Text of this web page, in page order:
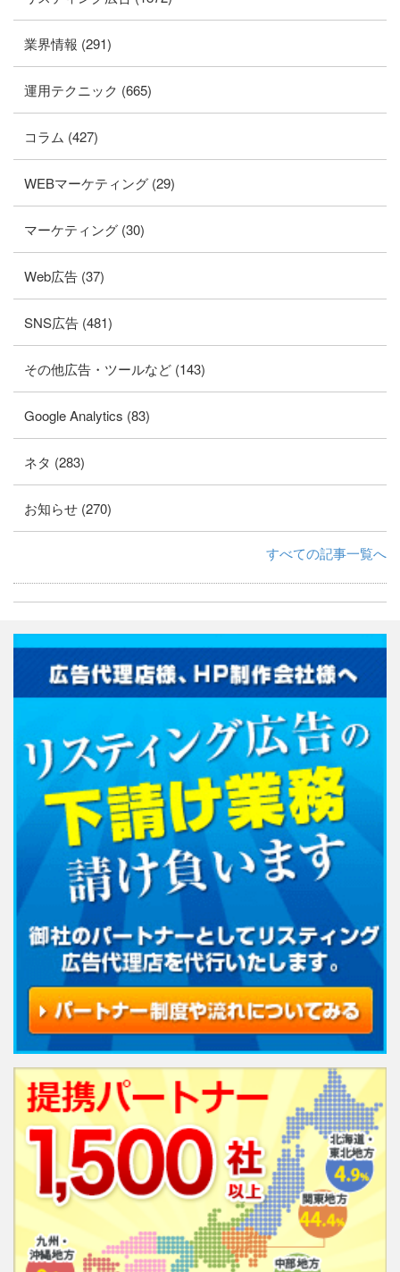
業界情報 (291)
運用テクニック (665)
コラム (427)
WEBマーケティング (29)
マーケティング (30)
Web広告 (37)
SNS広告 (481)
その他広告・ツールなど (143)
Google Analytics (83)
ネタ (283)
お知らせ (270)
すべての記事一覧へ